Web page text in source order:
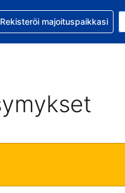
valuutta on EUR
kieli on
apua varauksesi kanssa
Rekisteröi majoituspaikkasi